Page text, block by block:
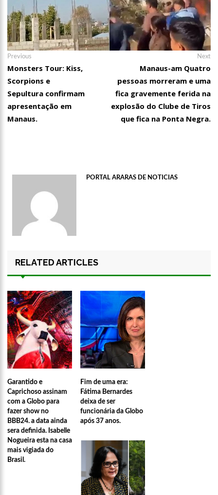
21:55 Karliane Oliveira Candidata à Rainha do
Navegação
de
Post
Previous
Monsters Tour: Kiss,
Scorpions e
Sepultura confirmam
apresentação em
Manaus.
Next
Manaus-am Quatro
pessoas morreram e uma
fica gravemente ferida na
explosão do Clube de Tiros
que fica na Ponta Negra.
PORTAL ARARAS DE NOTICIAS
RELATED ARTICLES
Garantido e
Caprichoso assinam
com a Globo para
fazer show no
BBB24. a data ainda
sera definida. Isabelle
Nogueira esta na casa
mais vigiada do
Brasil.
Fim de uma era:
Fátima Bernardes
deixa de ser
funcionária da Globo
após 37 anos.